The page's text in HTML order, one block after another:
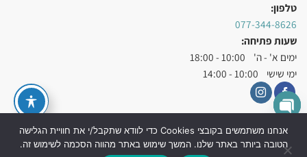
טלפון:
077-344-8626
שעות פתיחה:
ימים א' - ה' 10:00 - 18:00
ימי שישי 10:00 - 14:00
עיצוב ובניית אתרי מכירות UD Studio |קידום אתרים אורגני בגוגל SEO
אנחנו משתמשים בקובצי Cookies כדי לוודא שתקבל/י את חוויית הגלישה
הטובה ביותר באתר שלנו. המשך שימוש באתר מהווה הסכמה לשימוש זה.
OPEN